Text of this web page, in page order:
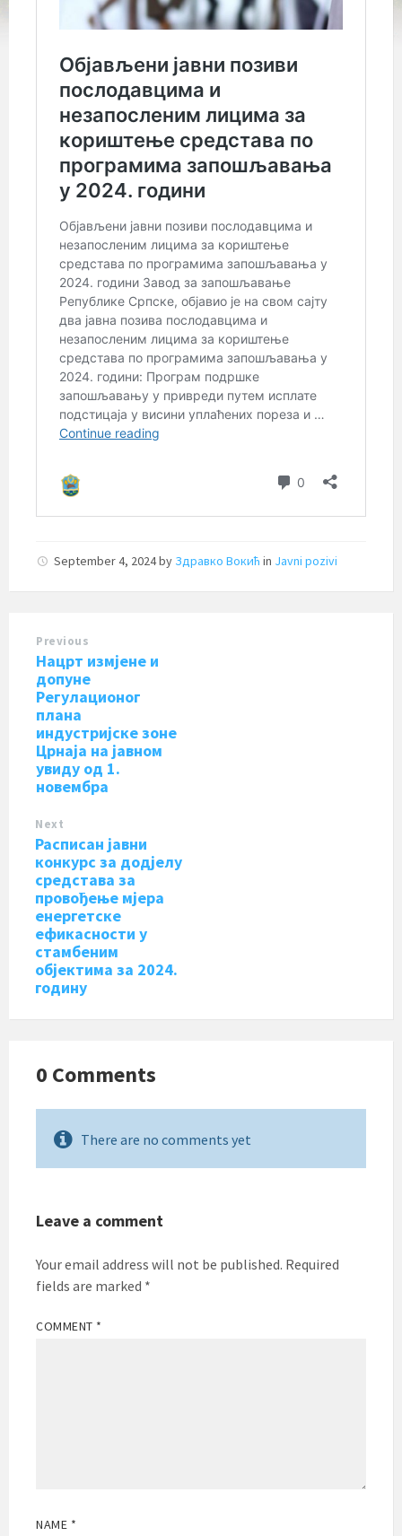
September 4, 2024by Здравко Вокић in Javni pozivi
Previous
Нацрт измјене и
допуне
Регулационог
плана
индустријске зоне
Црнаја на јавном
увиду од 1.
новембра
Next
Расписан јавни
конкурс за дод‌јелу
средстава за
провођење мјера
енергетске
ефикасности у
стамбеним
објектима за 2024.
годину
0 Comments
There are no comments yet
Leave a comment
Your email address will not be published. Required
fields are marked *
COMMENT *
NAME *